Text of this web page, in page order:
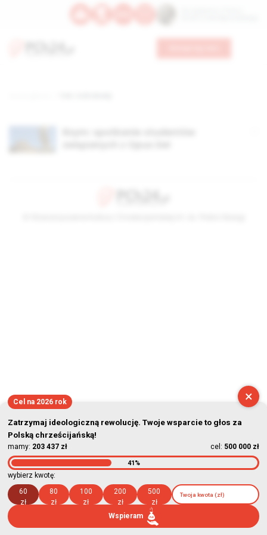
×
Cel na 2026 rok
Zatrzymaj ideologiczną rewolucję. Twoje wsparcie to głos za
Polską chrześcijańską!
mamy: 203 437 zł cel: 500 000 zł
41%
wybierz kwotę:
60
zł
80
zł
100
zł
200
zł
500
zł
Wspieram